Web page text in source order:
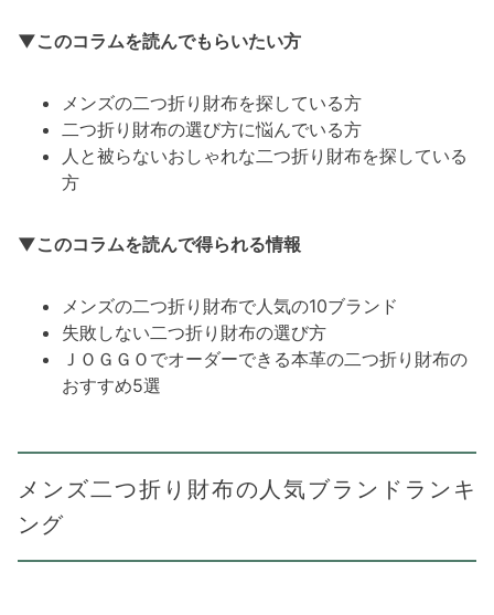
▼このコラムを読んでもらいたい方
メンズの二つ折り財布を探している方
二つ折り財布の選び方に悩んでいる方
人と被らないおしゃれな二つ折り財布を探している
方
▼このコラムを読んで得られる情報
メンズの二つ折り財布で人気の10ブランド
失敗しない二つ折り財布の選び方
ＪＯＧＧＯでオーダーできる本革の二つ折り財布の
おすすめ5選
メンズ二つ折り財布の人気ブランドランキ
ング